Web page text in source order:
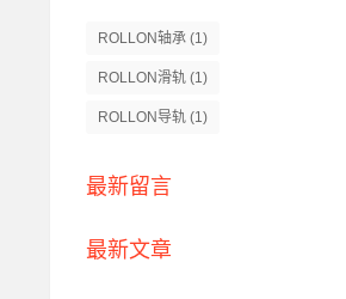
ROLLON轴承 (1)
ROLLON滑轨 (1)
ROLLON导轨 (1)
最新留言
最新文章